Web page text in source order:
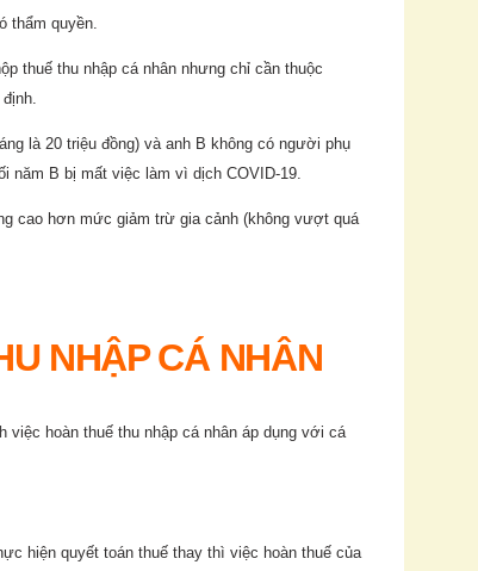
thẩm quyền.
thuế thu nhập cá nhân nhưng chỉ cần thuộc
là 20 triệu đồng) và anh B không có người phụ
năm B bị mất việc làm vì dịch COVID-19.
cao hơn mức giảm trừ gia cảnh (không vượt quá
NHẬP CÁ NHÂN
việc hoàn thuế thu nhập cá nhân áp dụng với cá
hiện quyết toán thuế thay thì việc hoàn thuế của